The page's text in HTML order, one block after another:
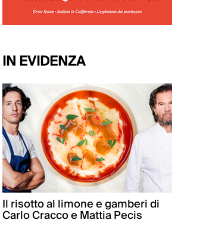
IN EVIDENZA
Il risotto al limone e gamberi di
Carlo Cracco e Mattia Pecis